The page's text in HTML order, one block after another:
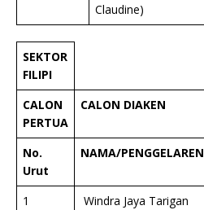
Claudine)
SEKTOR
FILIPI
CALON
PERTUA
CALON DIAKEN
No.
Urut
NAMA/PENGGELAREN
1
Windra Jaya Tarigan